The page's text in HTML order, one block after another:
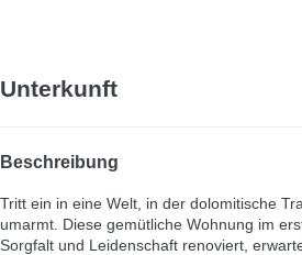
Unterkunft
Beschreibung
Tritt ein in eine Welt, in der dolomitische
umarmt. Diese gemütliche Wohnung im
Sorgfalt und Leidenschaft renoviert,